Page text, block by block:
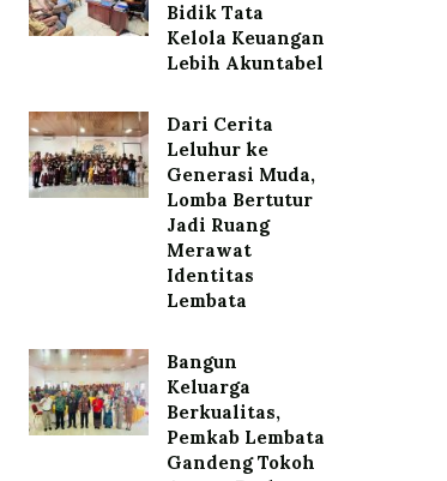
Bidik Tata
Kelola Keuangan
Lebih Akuntabel
Dari Cerita
Leluhur ke
Generasi Muda,
Lomba Bertutur
Jadi Ruang
Merawat
Identitas
Lembata
Bangun
Keluarga
Berkualitas,
Pemkab Lembata
Gandeng Tokoh